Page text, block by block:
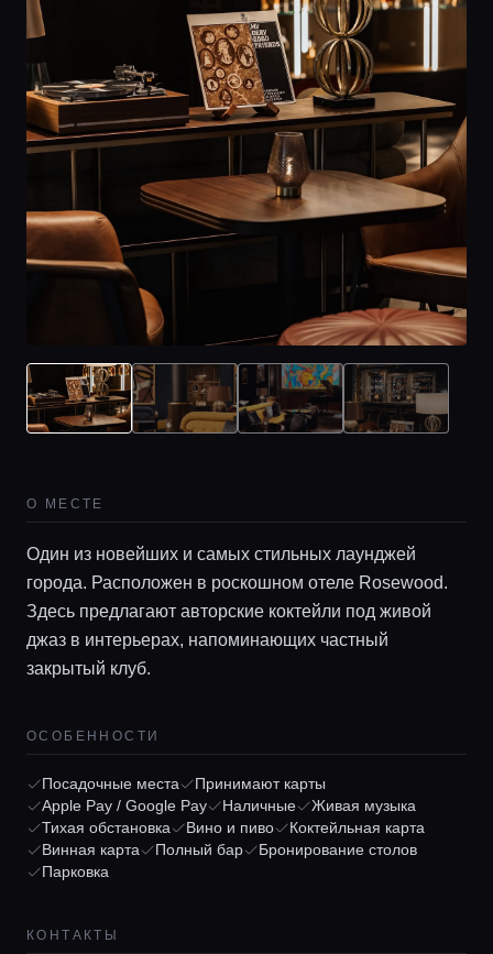
Главная
Локации
Гиды
О МЕСТЕ
Один из новейших и самых стильных лаунджей
города. Расположен в роскошном отеле Rosewood.
Здесь предлагают авторские коктейли под живой
джаз в интерьерах, напоминающих частный
закрытый клуб.
ОСОБЕННОСТИ
Посадочные места
Принимают карты
Apple Pay / Google Pay
Наличные
Живая музыка
Тихая обстановка
Вино и пиво
Коктейльная карта
Винная карта
Полный бар
Бронирование столов
Парковка
КОНТАКТЫ